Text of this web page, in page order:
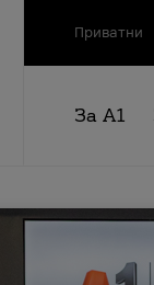
Приватни
За А1